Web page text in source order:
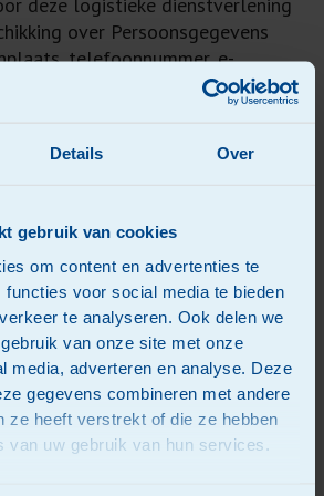
Details Over
gebruik van cookies
om content en advertenties te
functies voor social media te bieden
te analyseren. Ook delen we
van onze site met onze
media, adverteren en analyse. Deze
gegevens combineren met andere
ze heeft verstrekt of die ze hebben
van uw gebruik van hun services.
deze logistieke dienstverlening
over Persoonsgegevens
telefoonnummer, e-
op een werkbare manier af
maakt van tijd tot tijd om
Persoonsgegevens worden
dienst te kunnen
doeleinden.
wijzigen of verwijderen
inzage vragen in de
die wij over u hebben vastgelegd
of verwijderen. Hiervoor kunt u
de administratie van Vlot
400. Vlot Logistics is verplicht om
te vragen voordat wij u